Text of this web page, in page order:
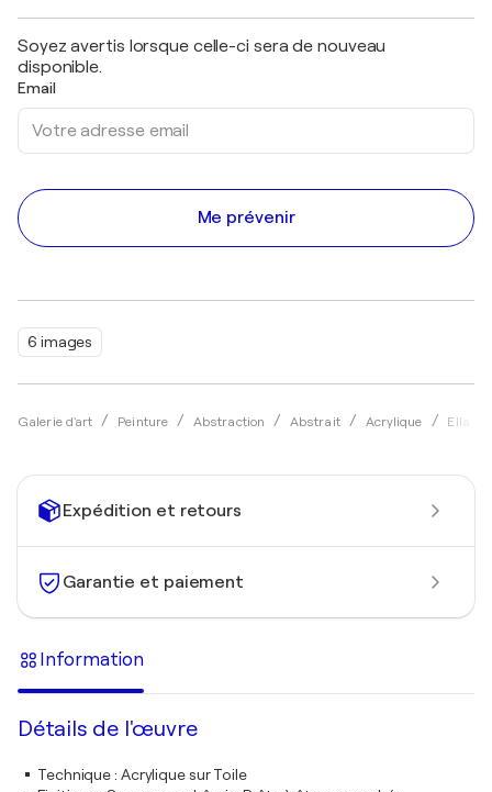
6 images
Galerie d'art Peinture Abstraction Abstrait Acrylique Ella
Soyez avertis lorsque celle-ci sera de nouveau
disponible.
Email
Me prévenir
Expédition et retours
Garantie et paiement
Information
Détails de l'œuvre
Technique: Acrylique sur Toile